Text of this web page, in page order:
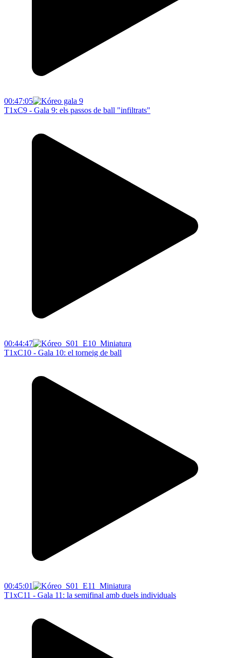
00:47:05
T1xC9 - Gala 9: els passos de ball "infiltrats"
00:44:47
T1xC10 - Gala 10: el torneig de ball
00:45:01
T1xC11 - Gala 11: la semifinal amb duels individuals